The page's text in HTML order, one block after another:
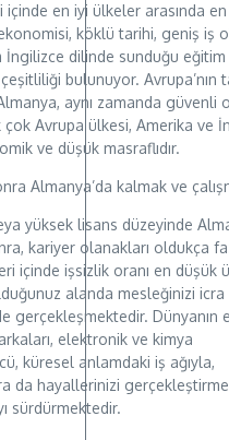
içinde en iyi ülkeler arasında
köklü tarihi, geniş iş
İngilizce dilinde sunduğu eğitim
bulunuyor. Avrupa’nın
aynı zamanda güvenli
çok Avrupa ülkesi, Amerika ve
ve düşük masraflıdır.
Almanya’da kalmak ve
yüksek lisans düzeyinde
kariyer olanakları oldukça
içinde işsizlik oranı en düşük
alanda mesleğinizi icra
gerçekleşmektedir. Dünyanın
elektronik ve kimya
küresel anlamdaki iş ağıyla,
da hayallerinizi
sürdürmektedir.